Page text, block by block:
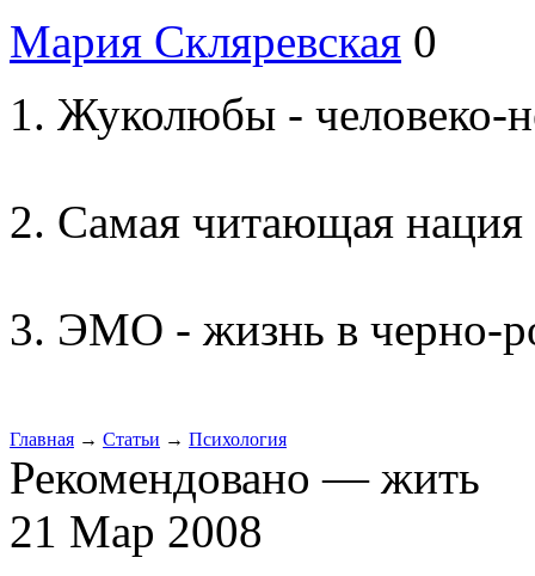
Мария Скляревская 0
Жуколюбы - человеко-
Самая читающая нация
ЭМО - жизнь в черно-
Главная → Статьи → Психология
Рекомендовано — жить
21 Мар 2008